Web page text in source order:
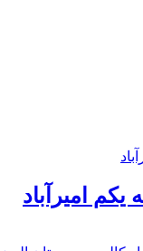
امیرآباد